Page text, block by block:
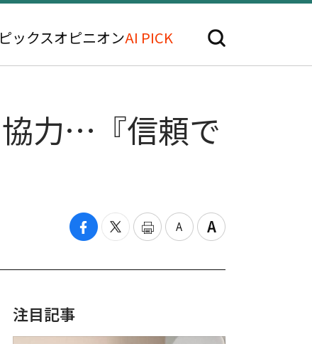
ックスオピニオンAI PICK
力…『信頼で
注目記事